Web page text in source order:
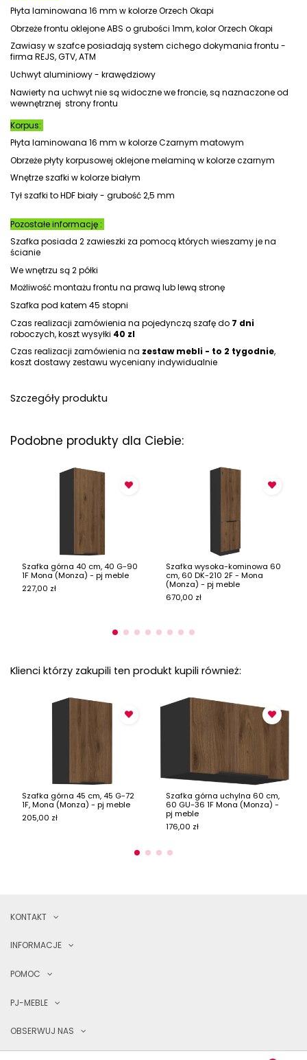
Płyta laminowana 16 mm w kolorze Orzech Okapi
Obrzeże frontu oklejone ABS o grubości 1mm, kolor Orzech Okapi
Zawiasy w szafce posiadają system cichego dokymania frontu -
firma REJS, GTV, ATM
Uchwyt aluminiowy - krawędziowy
Nawierty na uchwyt nie są widoczne we froncie, są naznaczone od
wewnętrznej strony frontu
Korpus:
Płyta laminowana 16 mm w kolorze Czarnym matowym
Obrzeże płyty korpusowej oklejone melaminą w kolorze czarnym
Wnętrze szafki w kolorze białym
Tył szafki to HDF biały - grubość 2,5 mm
Pozostałe informację :
Szafka posiada 2 zawieszki za pomocą których wieszamy je na
ścianie
We wnętrzu są 2 półki
Możliwość montażu frontu na prawą lub lewą stronę
Szafka pod katem 45 stopni
Czas realizacji zamówienia na pojedynczą szafę do 7 dni
roboczych, koszt wysyłki 40 zl
Czas realizacji zamówienia na zestaw mebli - to 2 tygodnie,
koszt dostawy zestawu wyceniany indywidualnie
Szczegóły produktu
Szafka górna 40 cm, 40 G-90
1F Mona (Monza) - pj meble
227,00 zł
Szafka wysoka-kominowa 60
cm, 60 DK-210 2F - Mona
(Monza) - pj meble
670,00 zł
Klienci którzy zakupili ten produkt kupili również:
Szafka górna 45 cm, 45 G-72
1F, Mona (Monza) - pj meble
205,00 zł
Szafka górna uchylna 60 cm,
60 GU-36 1F Mona (Monza) -
pj meble
176,00 zł
KONTAKT
INFORMACJE
POMOC
PJ-MEBLE
OBSERWUJ NAS